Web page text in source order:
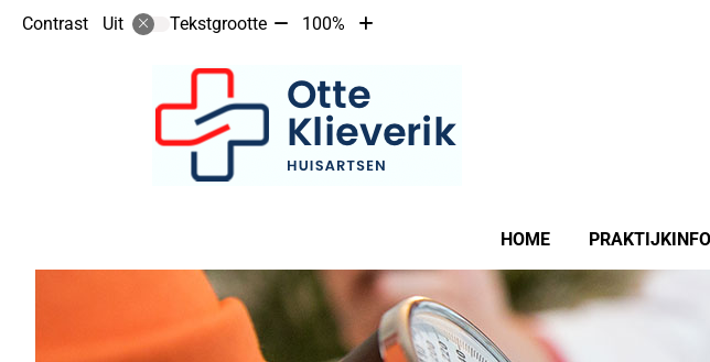
Contrast Uit Tekstgrootte Tekst
10%
100%
Tekst
10%
HOME